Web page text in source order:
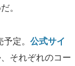
。
定。 公式サイ
それぞれのコー